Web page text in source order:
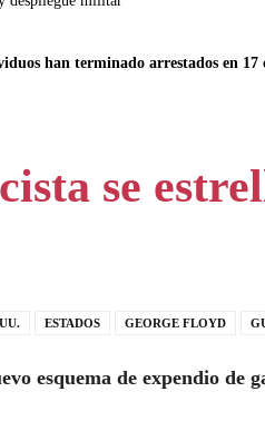
han terminado arrestados en 17
se
ESTADOS GEORGE FLOYD
esquema de expendio de